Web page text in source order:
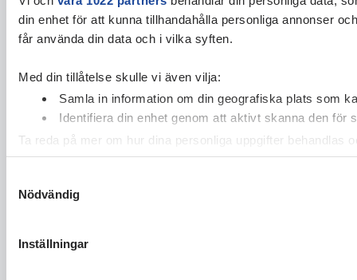
din enhet för att kunna tillhandahålla personliga annonser
får använda din data och i vilka syften.
Med din tillåtelse skulle vi även vilja:
Samla in information om din geografiska plats som
Identifiera din enhet genom att aktivt skanna den för
Ta reda på mer om hur dina personliga uppgifter behandlas
cookie-förklaringen.
Vi använder enhetsidentifierare för att anpassa innehållet
Nödvändig
Inställningar